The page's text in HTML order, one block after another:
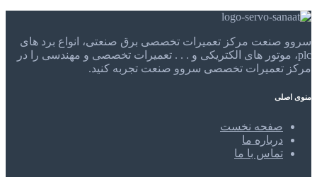
سروو صنعت مرکز تعمیرات تخصصی برق صنعتی، انواع برد های
plc، موتور های الکتریکی و . . . تعمیرات تخصصی و مهندسی را در
مرکز تعمیرات تخصصی سروو صنعت تجربه کنید.
منوی اصلی
صفحه نخست
درباره ما
تماس با ما